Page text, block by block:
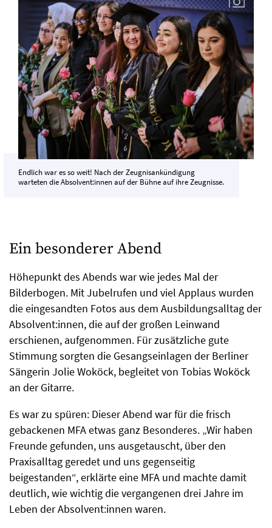
Endlich war es so weit! Nach der Zeugnisankündigung
warteten die Absolvent:innen auf der Bühne auf ihre Zeugnisse.
Ein besonderer Abend
Höhepunkt des Abends war wie jedes Mal der
Bilderbogen. Mit Jubelrufen und viel Applaus wurden
die eingesandten Fotos aus dem Ausbildungsalltag der
Absolvent:innen, die auf der großen Leinwand
erschienen, aufgenommen. Für zusätzliche gute
Stimmung sorgten die Gesangseinlagen der Berliner
Sängerin Jolie Woköck, begleitet von Tobias Woköck
an der Gitarre.
Es war zu spüren: Dieser Abend war für die frisch
gebackenen MFA etwas ganz Besonderes. „Wir haben
Freunde gefunden, uns ausgetauscht, über den
Praxisalltag geredet und uns gegenseitig
beigestanden“, erklärte eine MFA und machte damit
deutlich, wie wichtig die vergangenen drei Jahre im
Leben der Absolvent:innen waren.